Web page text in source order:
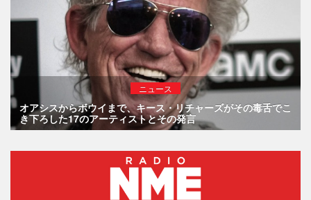
ニュース
オアシスからボウイまで、キース・リチャーズがその毒舌でこ
き下ろした17のアーティストとその発言